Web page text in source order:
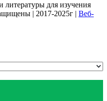
литературы для изучения
| 2017-2025г | Веб-